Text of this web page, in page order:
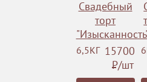
Свадебный
торт
6,5КГ 15700
Р/шт